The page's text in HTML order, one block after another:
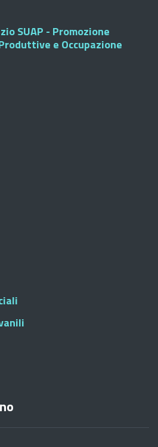
SUAP - Promozione
e Occupazione